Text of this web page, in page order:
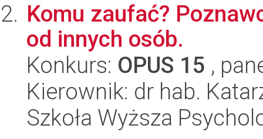
Komu zaufać?
od innych osób.
Konkurs: OPUS 15 ,
Kierownik: dr hab.
Szkoła Wyższa